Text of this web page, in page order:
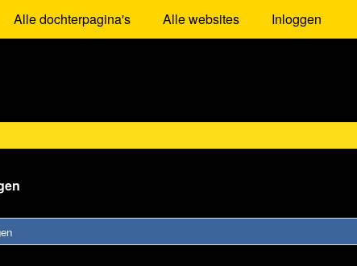
Alle dochterpagina's Alle websites Inloggen